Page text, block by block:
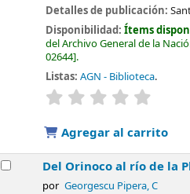
Detalles de publicación:
Disponibilidad:Ítems
del Archivo General de la
02644 .
Listas: AGN - Biblioteca.
valoración
Agregar al carrito
Del Orinoco al río de la
por Georgescu Pipera, C